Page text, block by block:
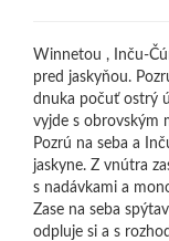
Winnetou , Inču-
pred jaskyňou.
dnuka počuť ostrý
vyjde s obrovským
Pozrú na seba a
jaskyne. Z vnútra
s nadávkami a
Zase na seba
odpluje si a s